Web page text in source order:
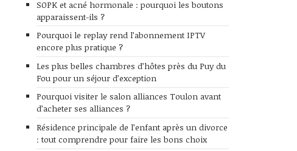
SOPK et acné hormonale : pourquoi les boutons
apparaissent-ils ?
Pourquoi le replay rend l’abonnement IPTV
encore plus pratique ?
Les plus belles chambres d’hôtes près du Puy du
Fou pour un séjour d’exception
Pourquoi visiter le salon alliances Toulon avant
d’acheter ses alliances ?
Résidence principale de l’enfant après un divorce
: tout comprendre pour faire les bons choix